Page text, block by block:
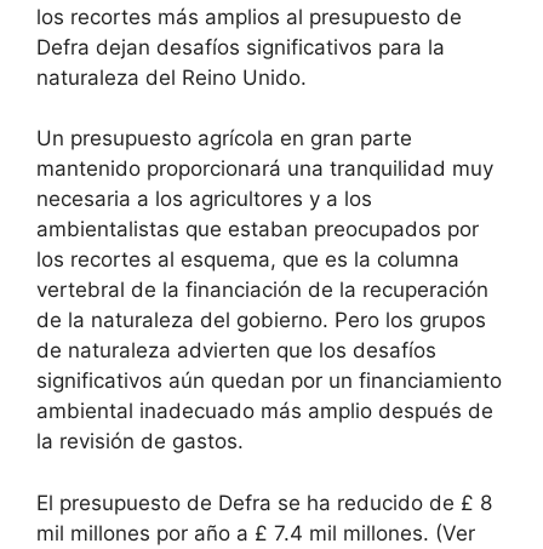
los recortes más amplios al presupuesto de
Defra dejan desafíos significativos para la
naturaleza del Reino Unido.
Un presupuesto agrícola en gran parte
mantenido proporcionará una tranquilidad muy
necesaria a los agricultores y a los
ambientalistas que estaban preocupados por
los recortes al esquema, que es la columna
vertebral de la financiación de la recuperación
de la naturaleza del gobierno. Pero los grupos
de naturaleza advierten que los desafíos
significativos aún quedan por un financiamiento
ambiental inadecuado más amplio después de
la revisión de gastos.
El presupuesto de Defra se ha reducido de £ 8
mil millones por año a £ 7.4 mil millones. (Ver